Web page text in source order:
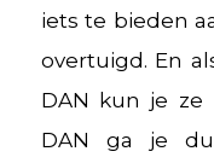
iets te bieden
overtuigd. En
DAN kun je
DAN ga je